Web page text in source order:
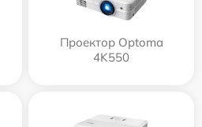
Проектор Optoma
4K550